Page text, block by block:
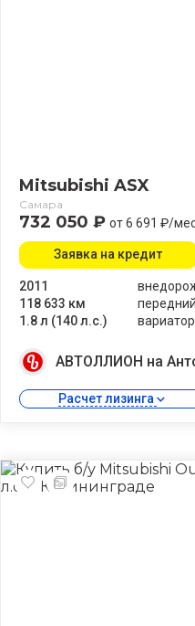
Mitsubishi ASX
Самара
732 050 ₽ от 6 691 ₽/
2011
118 633 км
1.8 л (140 л.с.)
передний
вариатор
Заявка на кредит
АВТОЛЛИОН на
Расчет лизинга